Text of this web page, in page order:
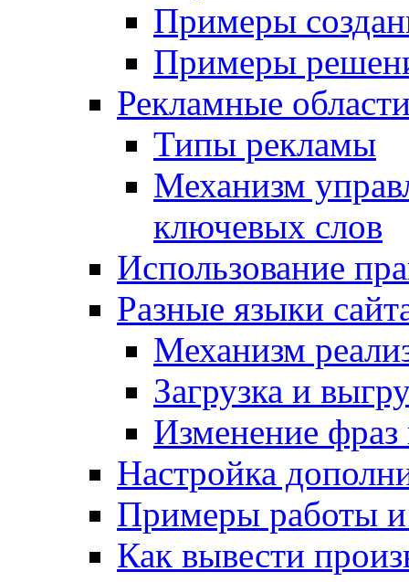
Примеры
Примеры
Рекламные
Типы рекламы
Механизм
ключевых слов
Использование
Разные языки
Механизм
Загрузка и
Изменение
Настройка
Примеры работы
Как вывести